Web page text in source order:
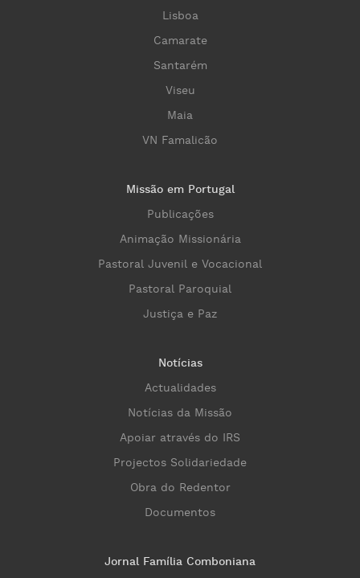
Lisboa
Camarate
Santarém
Viseu
Maia
VN Famalicão
Missão em Portugal
Publicações
Animação Missionária
Pastoral Juvenil e Vocacional
Pastoral Paroquial
Justiça e Paz
Notícias
Actualidades
Notícias da Missão
Apoiar através do IRS
Projectos Solidariedade
Obra do Redentor
Documentos
Jornal Família Comboniana